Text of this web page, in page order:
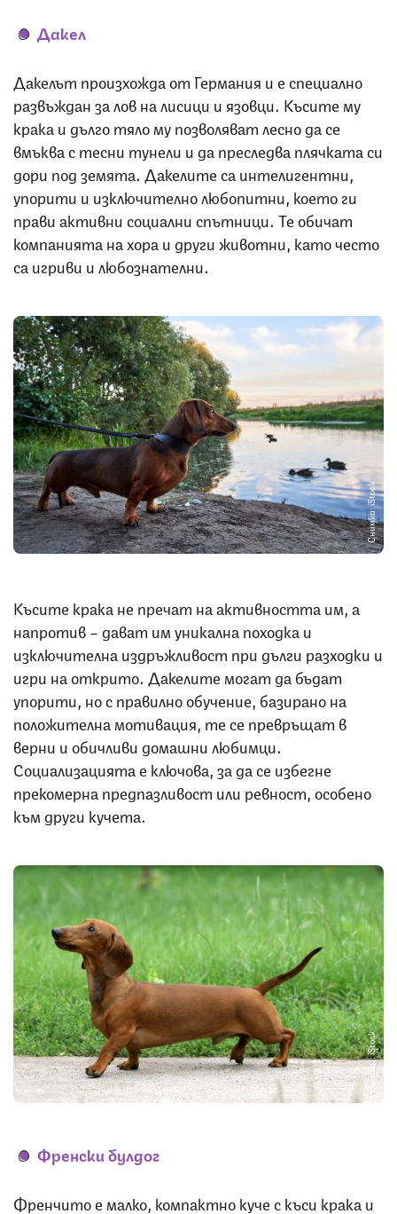
Дакел
Дакелът произхожда от Германия и е специално
развъждан за лов на лисици и язовци. Късите му
крака и дълго тяло му позволяват лесно да се
вмъква с тесни тунели и да преследва плячката си
дори под земята. Дакелите са интелигентни,
упорити и изключително любопитни, което ги
прави активни социални спътници. Те обичат
компанията на хора и други животни, като често
са игриви и любознателни.
Снимка: iStock
Късите крака не пречат на активността им, а
напротив – дават им уникална походка и
изключителна издръжливост при дълги разходки и
игри на открито. Дакелите могат да бъдат
упорити, но с правилно обучение, базирано на
положителна мотивация, те се превръщат в
верни и обичливи домашни любимци.
Социализацията е ключова, за да се избегне
прекомерна предпазливост или ревност, особено
към други кучета.
Снимка: iStock
Френски булдог
Френчито е малко, компактно куче с къси крака и